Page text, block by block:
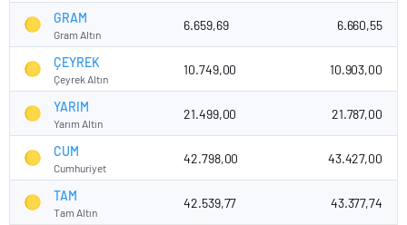
GRAM
Gram Altın
6.659,69 6.660,55
ÇEYREK
Çeyrek Altın
10.749,00 10.903,00
YARIM
Yarım Altın
21.499,00 21.787,00
CUM
Cumhuriyet
42.798,00 43.427,00
TAM
Tam Altın
42.539,77 43.377,74